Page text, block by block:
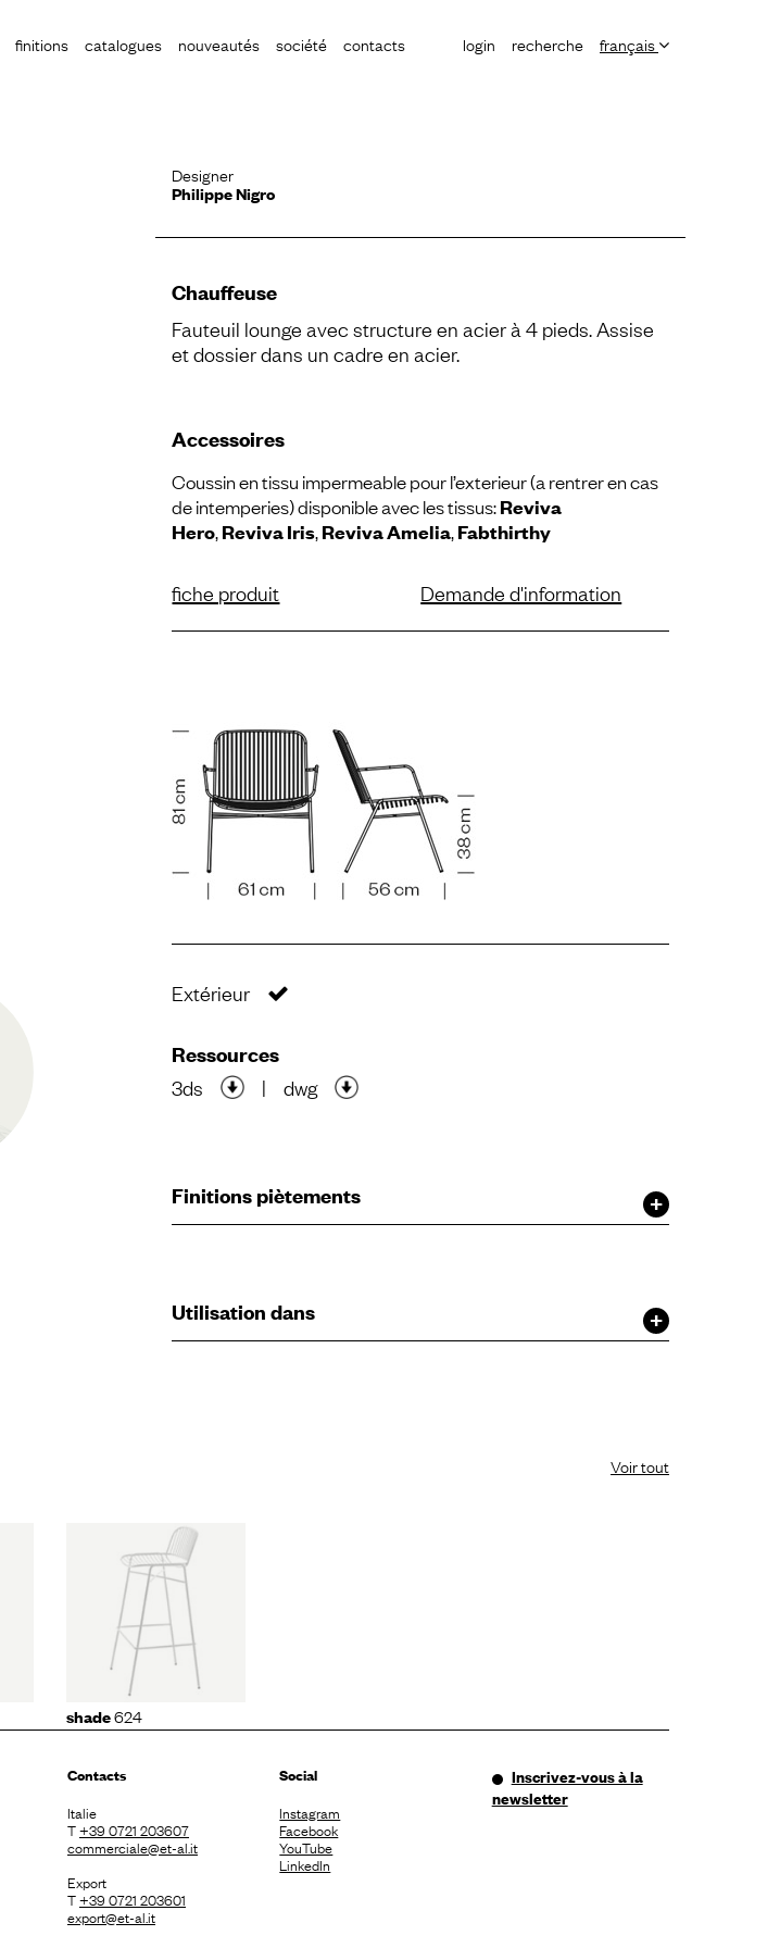
login recherche français
finitions catalogues nouveautés société contacts
Designer
Philippe Nigro
Chauffeuse
Fauteuil lounge avec structure en acier à 4 pieds. Assise
et dossier dans un cadre en acier.
Accessoires
Coussin en tissu impermeable pour l’exterieur (a rentrer en cas
de intemperies) disponible avec les tissus:Reviva
Hero,Reviva Iris,Reviva Amelia,Fabthirthy
fiche produit Demande d'information
Extérieur
Ressources
3ds | dwg
Finitions piètements
Utilisation dans
Voir tout
shade624
Contacts
Italie
T+39 0721 203607
commerciale@et-al.it
Export
T+39 0721 203601
export@et-al.it
Social
Instagram
Facebook
YouTube
LinkedIn
Inscrivez-vous à la
newsletter